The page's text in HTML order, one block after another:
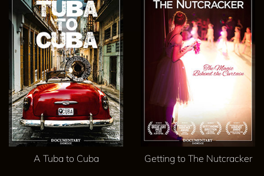
A Tuba to Cuba Getting to The Nutcracker